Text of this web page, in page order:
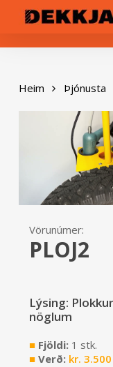
content
Heim Þjónusta
Vörunúmer:
PLOJ2
Lýsing:
nöglum
■Fjöldi: 1 stk.
■Verð: kr. 3.500